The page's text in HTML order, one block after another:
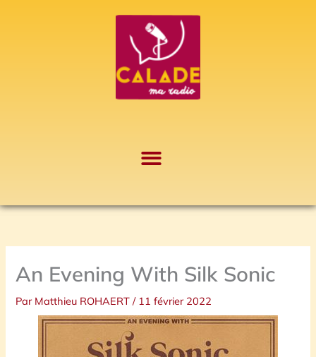
An Evening With Silk Sonic
Par Matthieu ROHAERT/ 11 février 2022